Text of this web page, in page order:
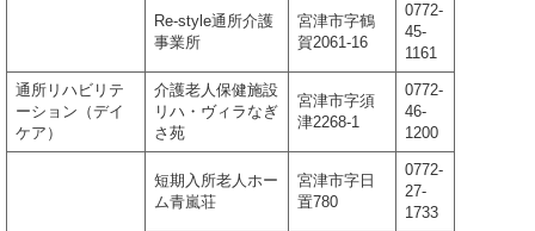
Re-style通所介護
事業所
宮津市字鶴
賀2061-16
0772-
45-
1161
通所リハビリテ
ーション（デイ
ケア）
介護老人保健施設
リハ・ヴィラなぎ
さ苑
宮津市字須
津2268-1
0772-
46-
1200
短期入所老人ホー
ム青嵐荘
宮津市字日
置780
0772-
27-
1733